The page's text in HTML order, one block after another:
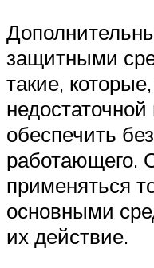
защитными
такие,
обеспечить
работающего.
применяться
основными
их действие.